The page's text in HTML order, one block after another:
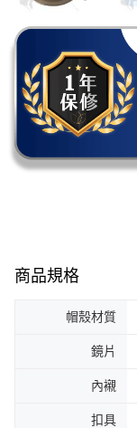
商品規格
帽殼材質
鏡片
內襯
扣具